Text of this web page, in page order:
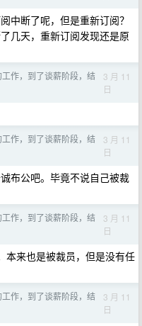
中断了呢，但是重新订阅？
几天，重新订阅发现还是原
作，到了谈薪阶段，结
3 月 11
日
作，到了谈薪阶段，结
3 月 11
日
布公吧。毕竟不说自己被裁
作，到了谈薪阶段，结
3 月 11
日
本来也是被裁员，但是没有任
作，到了谈薪阶段，结
3 月 11
日